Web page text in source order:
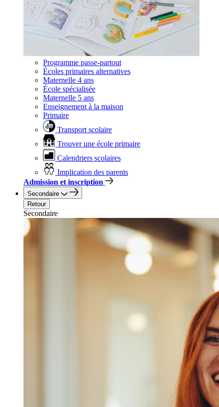
Programme passe-partout
Écoles primaires alternatives
Maternelle 4 ans
École spécialisée
Maternelle 5 ans
Enseignement à la maison
Primaire
Transport scolaire
Trouver une école primaire
Calendriers scolaires
Implication des parents
Admission et inscription
Secondaire
Retour
Secondaire